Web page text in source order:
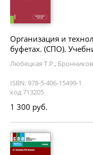
Организация и
буфетах. (СПО).
Любецкая Т.Р.,
ISBN: 978-5-406-15499-1
код 713205
1 300 руб.